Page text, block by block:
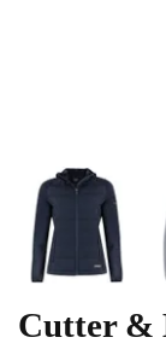
Cutter &